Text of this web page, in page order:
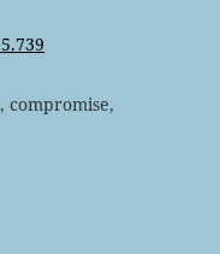
compromise,